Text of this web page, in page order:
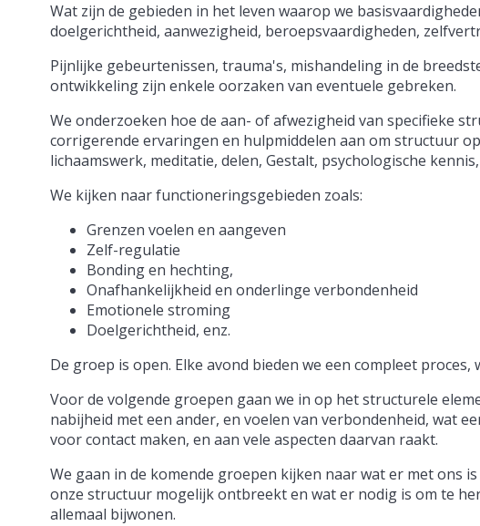
Wat zijn de gebieden in het leven waarop we
doelgerichtheid, aanwezigheid, beroepsvaardigheden,
Pijnlijke gebeurtenissen, trauma's, mishandeling in de
ontwikkeling zijn enkele oorzaken van eventuele gebreken.
We onderzoeken hoe de aan- of afwezigheid van specifieke
corrigerende ervaringen en hulpmiddelen aan om structuur
lichaamswerk, meditatie, delen, Gestalt, psychologische
We kijken naar functioneringsgebieden zoals:
Grenzen voelen en aangeven
Zelf-regulatie
Bonding en hechting,
Onafhankelijkheid en onderlinge verbondenheid
Emotionele stroming
Doelgerichtheid, enz.
De groep is open. Elke avond bieden we een compleet
Voor de volgende groepen gaan we in op het structurele
nabijheid met een ander, en voelen van verbondenheid, wat
voor contact maken, en aan vele aspecten daarvan raakt.
We gaan in de komende groepen kijken naar wat er met ons
onze structuur mogelijk ontbreekt en wat er nodig is om te
allemaal bijwonen.